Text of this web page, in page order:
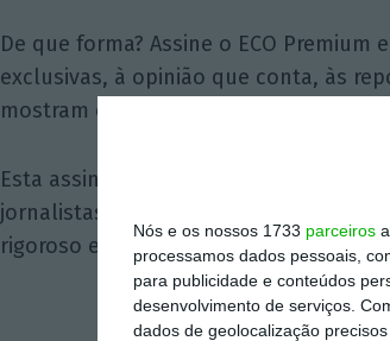
Nós e os nossos 1733 parceiros
processamos dados pessoais,
para publicidade e conteúdos
desenvolvimento de serviços.
dados de geolocalização
De que forma? Assine o ECO
exclusivas, à opinião que conta, às
mostram o outro lado da história.
Esta assinatura é uma forma de apoiar
jornalistas. A nossa contrapartida é o
rigoroso e credível.
Assine já